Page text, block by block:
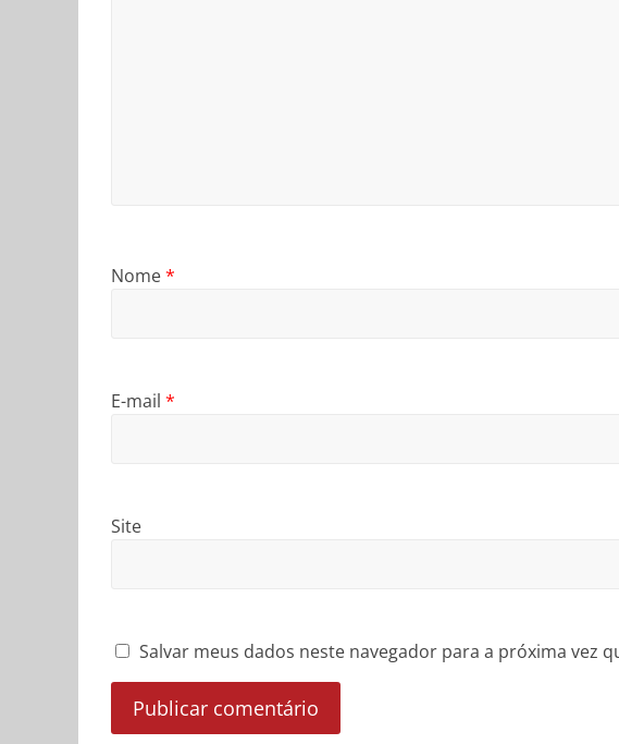
Nome*
E-mail *
Site
Salvar meus dados neste navegador para a próxima vez